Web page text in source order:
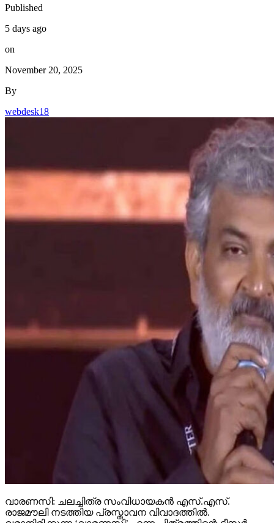
Published
5 days ago
on
November 20, 2025
By
webdesk18
വാരണസി: ചലച്ചിത്ര സംവിധായകന്‍ എസ്.എസ്.
രാജമൗലി നടത്തിയ പ്രസ്താവന വിവാദത്തില്‍.